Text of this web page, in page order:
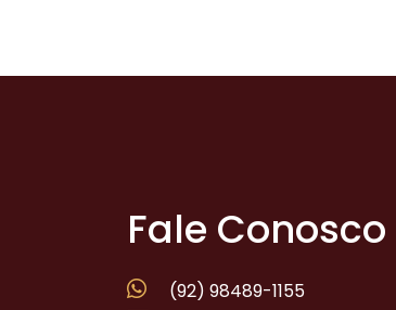
Fale Conosco
(92) 98489-1155